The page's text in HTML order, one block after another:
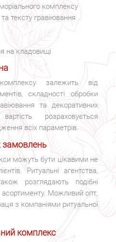
комплексу
тексту гравіювання
на кладовищі
залежить від
складності обробки
та декоративних
розраховується
всіх параметрів.
замовлень
можуть бути цікавими не
Ритуальні агентства,
розглядають подібні
Можливий опт,
з компаніями ритуальної
комплекс